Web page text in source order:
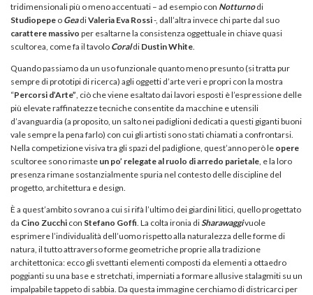
tridimensionali più o meno accentuati – ad esempio con Notturnodi
Studiopepe o GeadiValeria Eva Rossi-, dall’altra invece chi parte dal suo
carattere massivo per esaltarne la consistenza oggettuale in chiave quasi
scultorea, come fa il tavolo Coral di Dustin White
Quando passiamo da un uso funzionale quanto meno presunto (si tratta pur
sempre di prototipi di ricerca) agli oggetti d’arte veri e propri con la mostra
“Percorsi d’Arte” , ciò che viene esaltato dai lavori esposti è l’espressione delle
più elevate raffinatezze tecniche consentite da macchine e utensili
d’avanguardia (a proposito, un salto nei padiglioni dedicati a questi giganti buoni
vale sempre la pena farlo) con cui gli artisti sono stati chiamati a confrontarsi.
Nella competizione visiva tra gli spazi del padiglione, quest’anno però le opere
scultoree sono rimaste un po’ relegate al ruolo di arredo parietale , e la loro
presenza rimane sostanzialmente spuria nel contesto delle discipline del
progetto, architettura e design.
È a quest’ambito sovrano a cui si rifà l’ultimo dei giardini litici, quello progettato
da Cino Zucchi con Stefano Goffi . La colta ironia diSharawaggivuole
esprimere l’individualità dell’uomo rispetto alla naturalezza delle forme di
natura, il tutto attraverso forme geometriche proprie alla tradizione
architettonica: ecco gli svettanti elementi composti da elementi a ottaedro
poggianti su una base e stretchati, imperniati a formare allusive stalagmiti su un
impalpabile tappeto di sabbia. Da questa immagine cerchiamo di districarci per